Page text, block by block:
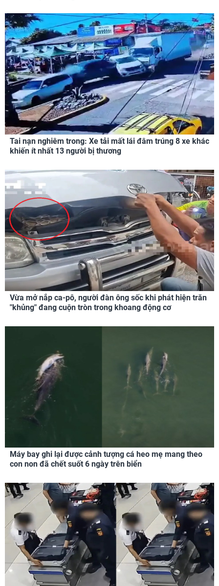
Tai nạn nghiêm trong: Xe tải mất lái đâm trúng 8 xe khác
khiến ít nhất 13 người bị thương
Vừa mở nắp ca-pô, người đàn ông sốc khi phát hiện trăn
"khủng" đang cuộn tròn trong khoang động cơ
Máy bay ghi lại được cảnh tượng cá heo mẹ mang theo
con non đã chết suốt 6 ngày trên biển